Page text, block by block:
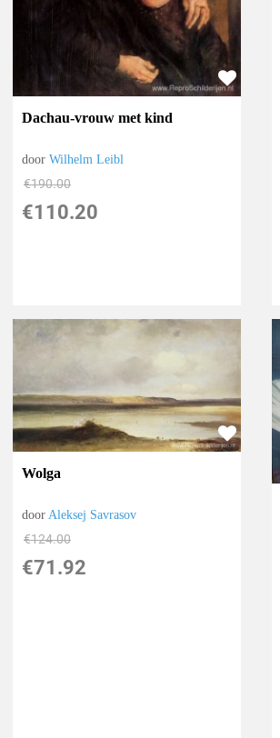
Dachau-vrouw met kind
doorWilhelm Leibl
€190.00
€110.20
Wolga
doorAleksej Savrasov
€124.00
€71.92